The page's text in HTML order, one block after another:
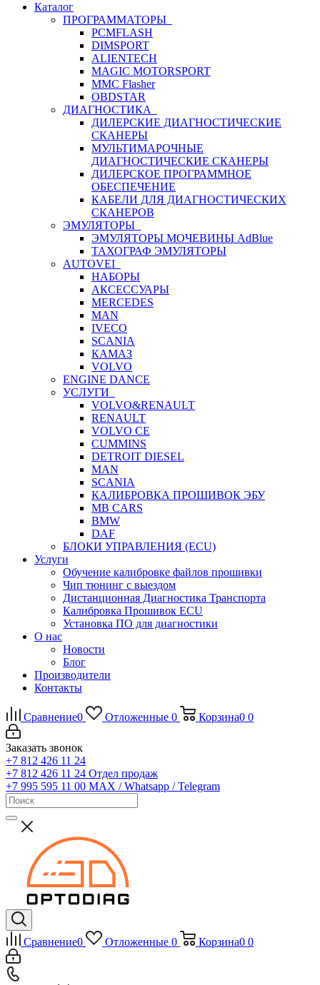
Каталог
ПРОГРАММАТОРЫ
PCMFLASH
DIMSPORT
ALIENTECH
MAGIC MOTORSPORT
MMC Flasher
OBDSTAR
ДИАГНОСТИКА
ДИЛЕРСКИЕ ДИАГНОСТИЧЕСКИЕ
СКАНЕРЫ
МУЛЬТИМАРОЧНЫЕ
ДИАГНОСТИЧЕСКИЕ СКАНЕРЫ
ДИЛЕРСКОЕ ПРОГРАММНОЕ
ОБЕСПЕЧЕНИЕ
КАБЕЛИ ДЛЯ ДИАГНОСТИЧЕСКИХ
СКАНЕРОВ
ЭМУЛЯТОРЫ
ЭМУЛЯТОРЫ МОЧЕВИНЫ АdBlue
ТАХОГРАФ ЭМУЛЯТОРЫ
AUTOVEI
НАБОРЫ
АКСЕССУАРЫ
MERCEDES
MAN
IVECO
SCANIA
КАМАЗ
VOLVO
ENGINE DANCE
УСЛУГИ
VOLVO&RENAULT
RENAULT
VOLVO CE
CUMMINS
DETROIT DIESEL
MAN
SCANIA
КАЛИБРОВКА ПРОШИВОК ЭБУ
MB CARS
BMW
DAF
БЛОКИ УПРАВЛЕНИЯ (ECU)
Услуги
Обучение калибровке файлов прошивки
Чип тюнинг с выездом
Дистанционная Диагностика Транспорта
Калибровка Прошивок ECU
Установка ПО для диагностики
О нас
Новости
Блог
Производители
Контакты
Сравнение0 Отложенные 0 Корзина0 0
Заказать звонок
+7 812 426 11 24
+7 812 426 11 24 Отдел продаж
+7 995 595 11 00 MAX / Whatsapp / Telegram
Сравнение0 Отложенные 0 Корзина0 0